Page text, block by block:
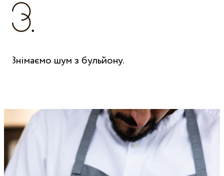
Знімаємо шум з бульйону.